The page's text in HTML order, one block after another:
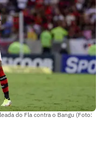
do Fla contra o Bangu (Foto: